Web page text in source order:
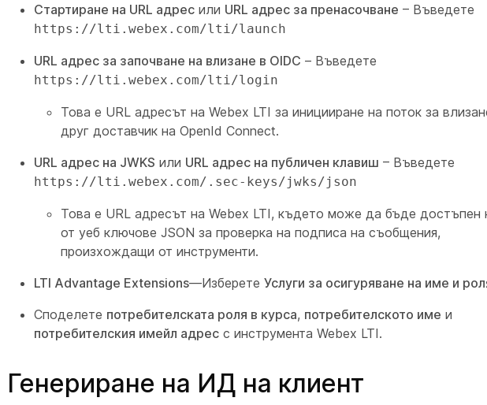
Стартиране на URL адрес или URL адрес за пренасочване – Въведете
https://lti.webex.com/lti/launch
URL адрес за започване на влизане в OIDC – Въведете
https://lti.webex.com/lti/login
Това е URL адресът на Webex LTI за иницииране на поток за
друг доставчик на OpenId Connect.
URL адрес на JWKS или URL адрес на публичен клавиш – Въведете
https://lti.webex.com/.sec-keys/jwks/json
Това е URL адресът на Webex LTI, където може да бъде достъпен
от уеб ключове JSON за проверка на подписа на съобщения,
произхождащи от инструменти.
LTI Advantage Extensions—Изберете Услуги за осигуряване на име и
Споделете потребителската роля в курса, потребителското име и
потребителския имейл адрес с инструмента Webex LTI.
Генериране на ИД на клиент